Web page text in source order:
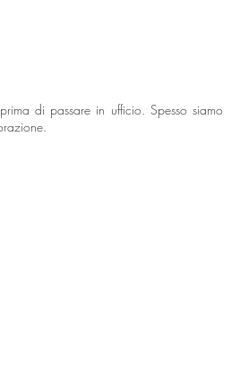
di passare in ufficio. Spesso siamo